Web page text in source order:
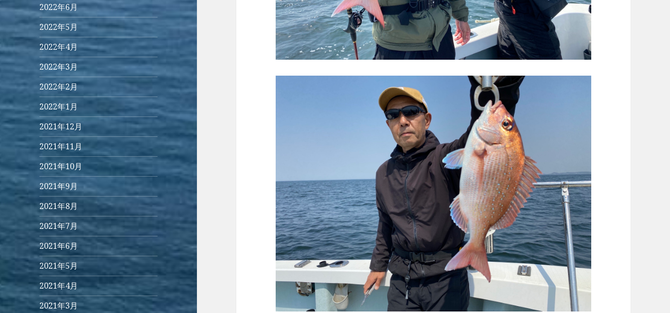
2022年6月
2022年5月
2022年4月
2022年3月
2022年2月
2022年1月
2021年12月
2021年11月
2021年10月
2021年9月
2021年8月
2021年7月
2021年6月
2021年5月
2021年4月
2021年3月